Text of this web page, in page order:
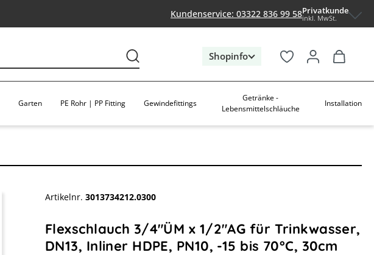
Kundenservice: 03322 836 99 58Privatkunde
inkl. MwSt.
Shopinfo
Garten PE Rohr | PP Fitting Gewindefittings
Getränke -
Lebensmittelschläuche
Installation
Artikelnr. 3013734212.0300
Flexschlauch 3/4"ÜM x 1/2"AG für Trinkwasser,
DN13, Inliner HDPE, PN10, -15 bis 70°C, 30cm